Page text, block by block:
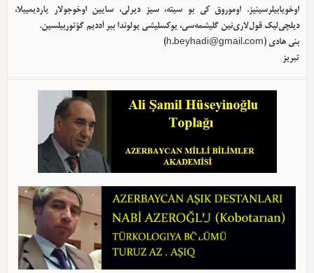
اوخویابیلرسینیز. اوموروق کی بو سیته، سیز دیرلی، سایین اوخوجولار یاردیمییلا،
دیلچی‌لیک قول‌لاری‌نین گلیشمه‌سی، یوکسلیشی یولوندا بیر آددیم گؤتوربیلسین.
بئی هادی (h.beyhadi@gmail.com
)
تبریز